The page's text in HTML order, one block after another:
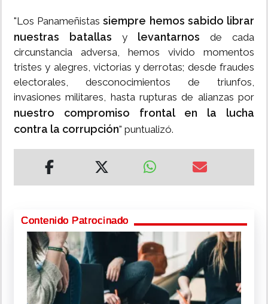
"Los Panameñistassiempre hemos sabido librar
nuestras batallas y levantarnos de cada
circunstancia adversa, hemos vivido momentos
tristes y alegres, victorias y derrotas; desde fraudes
electorales, desconocimientos de triunfos,
invasiones militares, hasta rupturas de alianzas por
nuestro compromiso frontal en la lucha
contra la corrupción" puntualizó.
Contenido Patrocinado